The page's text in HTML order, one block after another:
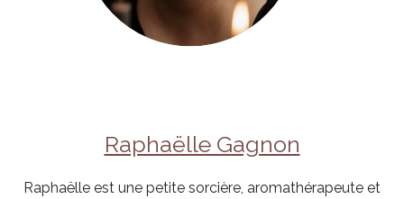
Raphaëlle Gagnon
Raphaëlle est une petite sorcière, aromathérapeute et